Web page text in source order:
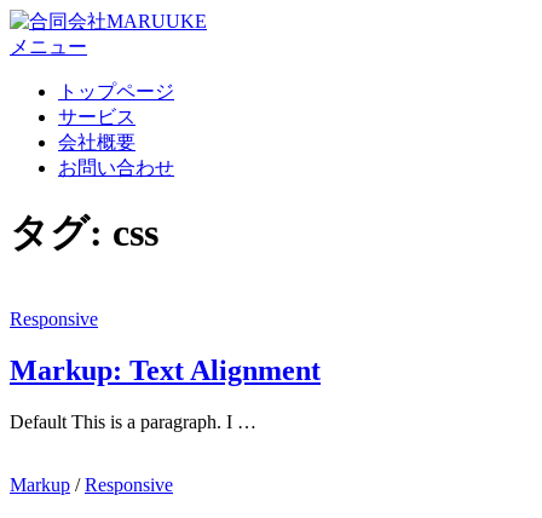
コ
ン
ッ
プ
メニュー
トップページ
サービス
会社概要
お問い合わせ
タグ: css
Responsive
Markup: Text Alignment
Default This is a paragraph. I …
Markup /Responsive